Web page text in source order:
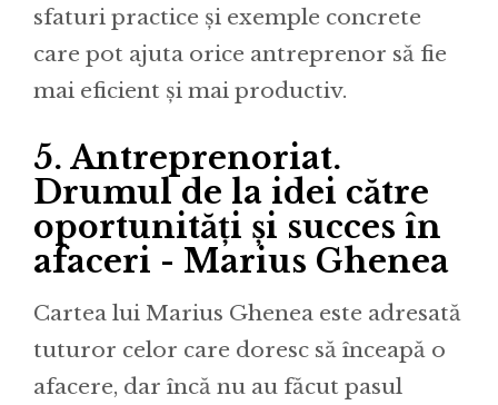
sfaturi practice și exemple concrete
care pot ajuta orice antreprenor să fie
mai eficient și mai productiv.
5. Antreprenoriat.
Drumul de la idei către
oportunități și succes în
afaceri - Marius Ghenea
Cartea lui Marius Ghenea este adresată
tuturor celor care doresc să înceapă o
afacere, dar încă nu au făcut pasul